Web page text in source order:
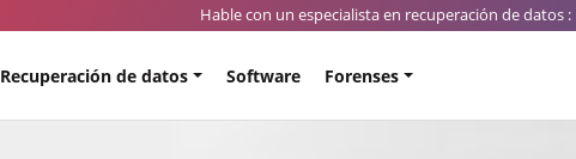
Hable con un especialista en recuperación de datos :
Recuperación de datos Software Forenses